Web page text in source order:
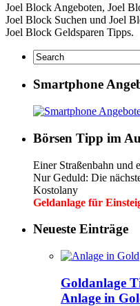
Joel Block Angeboten, Joel
Joel Block Suchen und Joel
Joel Block Geldsparen Tipps.
Smartphone
Börsen Tipp im
Einer Straßenbahn und
Nur Geduld: Die
Kostolany
Geldanlage für
Neueste Einträge
Goldanlage
Anlage in